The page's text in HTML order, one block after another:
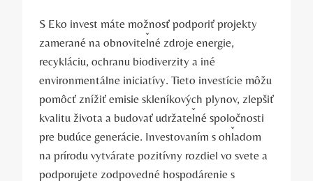
S Eko​ invest máte možnosť ‍podporiť projekty
zamerané⁣ na‌ obnoviteľné zdroje energie,
⁣recykláciu, ochranu biodiverzity a iné
⁢environmentálne iniciatívy.‍ Tieto investície môžu⁤
pomôcť znížiť emisie skleníkových plynov, zlepšiť
kvalitu⁢ života⁢ a⁤ budovať udržateľné‍ spoločnosti
⁢pre budúce generácie. Investovaním s ohľadom
na prírodu vytvárate pozitívny rozdiel ⁢vo svete a ​
podporujete zodpovedné hospodárenie ⁢s